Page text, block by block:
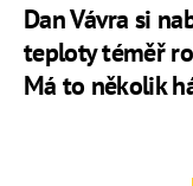
Dan Vávra si
teploty téměř
Má to několik